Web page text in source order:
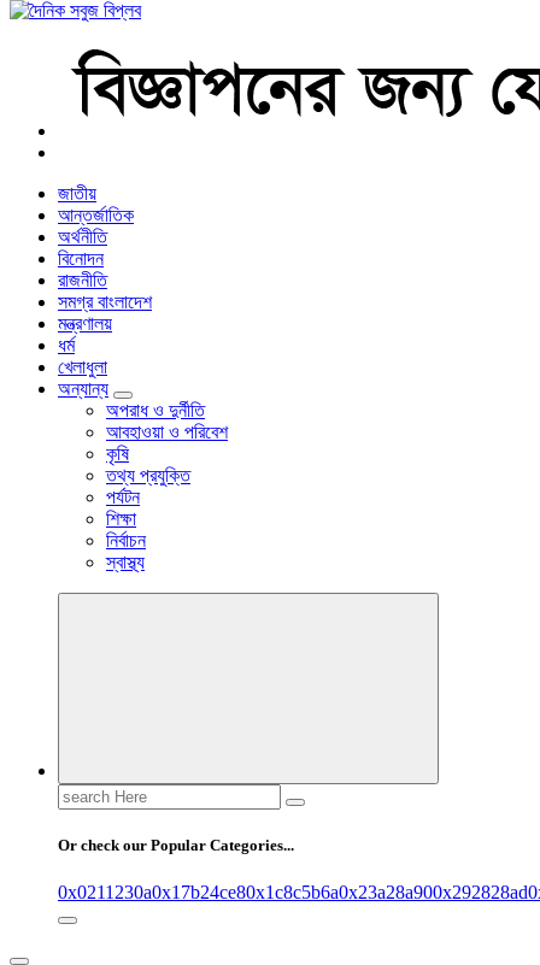
বাংলা নিউজ পেপার
জাতীয়
আন্তর্জাতিক
অর্থনীতি
বিনোদন
রাজনীতি
সমগ্র বাংলাদেশ
মন্ত্রণালয়
ধর্ম
খেলাধুলা
অন্যান্য
অপরাধ ও দুর্নীতি
আবহাওয়া ও পরিবেশ
কৃষি
তথ্য প্রযুক্তি
পর্যটন
শিক্ষা
নির্বাচন
স্বাস্থ্য
Search
for:
Or check our Popular Categories...
0x0211230a0x17b24ce80x1c8c5b6a0x23a28a900x292828ad